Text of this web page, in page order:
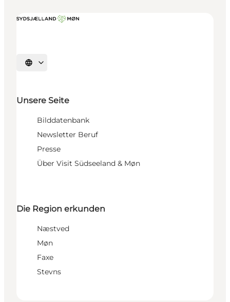
Sprache auswählen
Unsere Seite
Bilddatenbank
Newsletter Beruf
Presse
Über Visit Südseeland & Møn
Die Region erkunden
Næstved
Møn
Faxe
Stevns